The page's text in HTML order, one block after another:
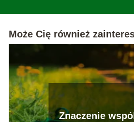
Może Cię również
Znaczenie